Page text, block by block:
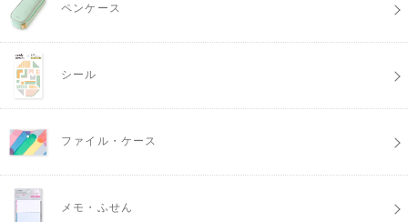
ペンケース
シール
ファイル・ケース
メモ・ふせん